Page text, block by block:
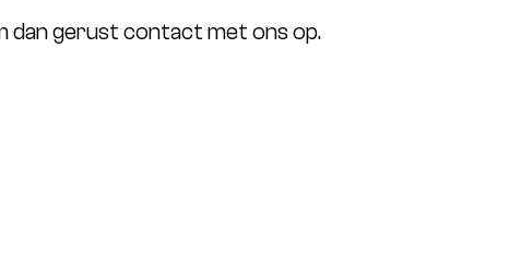
dan gerust contact met ons op.